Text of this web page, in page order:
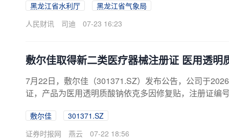
县、宾县、阿城区、五常市、延寿县、方正县、依兰县
绥棱县、庆安县、双鸭山市有一定风险发生山洪灾害（
黑龙江省水利厅
黑龙江省气象局
人民财讯
司迪 07-23 16:23
敷尔佳取得新二类医疗器械注册证 医用透明
7月22日，敷尔佳（301371.SZ）发布公告，公司于
证，产品为医用透明质酸钠依克多因修复贴，注册证
次顺利拿证，标志着产品完成申报到获批的重要流程。
明质酸钠与依克多因复配模式。目前含依克多因成分的
敷尔佳
301371.SZ
证券时报网
燕云 07-22 18:56